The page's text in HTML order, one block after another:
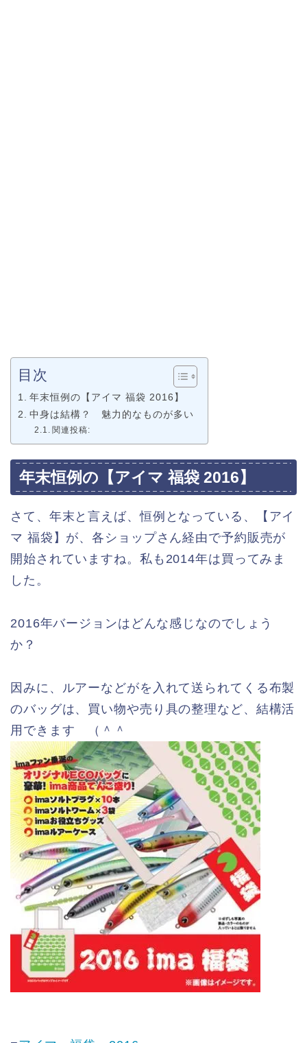
目次
年末恒例の【アイマ 福袋 2016】
中身は結構？ 魅力的なものが多い
関連投稿:
年末恒例の【アイマ 福袋 2016】
さて、年末と言えば、恒例となっている、【アイ
マ 福袋】が、各ショップさん経由で予約販売が
開始されていますね。私も2014年は買ってみま
した。
2016年バージョンはどんな感じなのでしょう
か？
因みに、ルアーなどがを入れて送られてくる布製
のバッグは、買い物や売り具の整理など、結構活
用できます （＾＾